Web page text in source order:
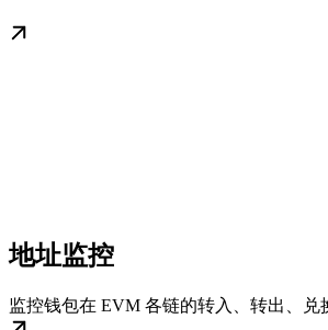
地址监控
监控钱包在 EVM 各链的转入、转出、兑